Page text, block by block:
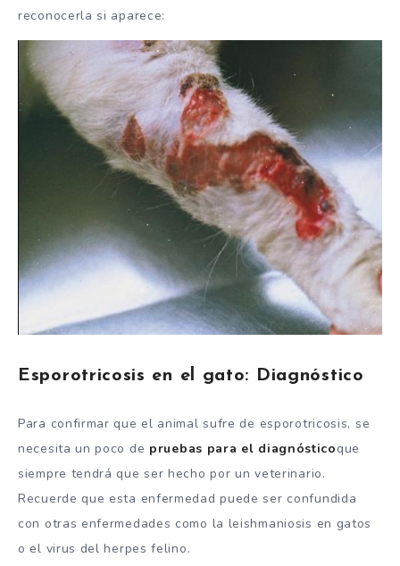
reconocerla si aparece:
Esporotricosis en el gato: Diagnóstico
Para confirmar que el animal sufre de esporotricosis, se
necesita un poco de pruebas para el diagnósticoque
siempre tendrá que ser hecho por un veterinario.
Recuerde que esta enfermedad puede ser confundida
con otras enfermedades como la leishmaniosis en gatos
o el virus del herpes felino.